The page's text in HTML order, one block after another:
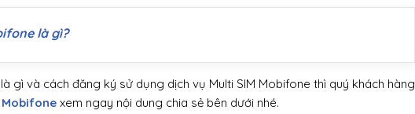
là gì?
gì và cách đăng ký sử dụng dịch vụ Multi SIM Mobifone thì quý khách hàng
Mobifone xem ngay nội dung chia sẻ bên dưới nhé.